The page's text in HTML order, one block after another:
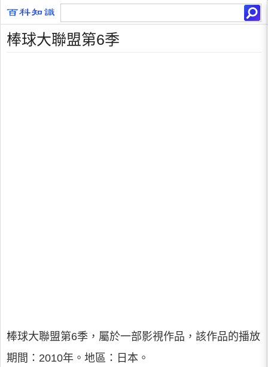
棒球大聯盟第6季
棒球大聯盟第6季，屬於一部影視作品，該作品的播放
期間：2010年。地區：日本。